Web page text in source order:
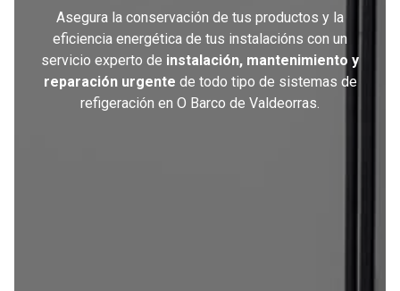
Asegura la conservación de tus productos y la
eficiencia energética de tus instalacións con un
servicio experto de instalación, mantenimiento y
reparación urgente de todo tipo de sistemas de
refigeración en O Barco de Valdeorras.